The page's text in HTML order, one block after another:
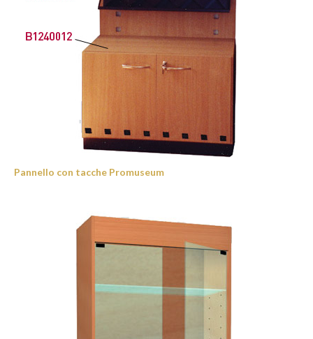
Pannello con tacche Promuseum